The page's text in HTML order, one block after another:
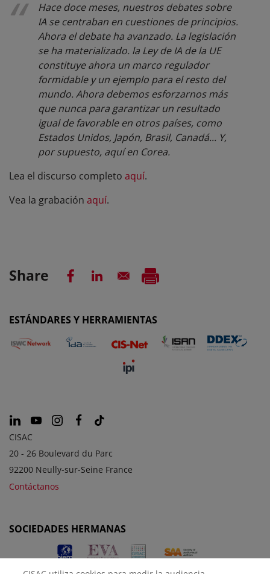
Hace doce meses, nuestros debates sobre
IA se centraban en cuestiones de principios.
Ahora el debate ha avanzado. La legislación
se ha materializado. la Ley de IA de la UE
constituye ahora un marco regulador
formidable y un ejemplo para el resto del
mundo. Ahora debemos esforzarnos más
que nunca para garantizar un resultado
igual de favorable en otros países, como
Estados Unidos, Japón, Brasil, Canadá... Y,
por supuesto, aquí en Corea.
Lea el discurso completo aquí.
Vea la grabación aquí.
Share
ESTÁNDARES Y HERRAMIENTAS
CISAC
20 - 26 Boulevard du Parc
92200 Neully-sur-Seine France
Contáctanos
SOCIEDADES HERMANAS